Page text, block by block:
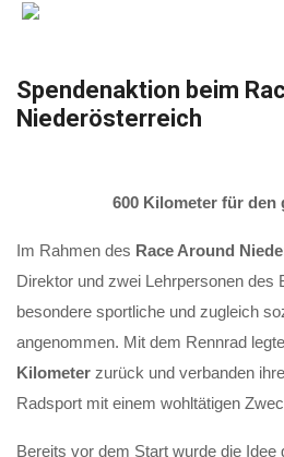
content
Spendenaktion beim
Niederösterreich
600 Kilometer für den
Im Rahmen des Race Around
Direktor und zwei Lehrpersonen des
besondere sportliche und zugleich
angenommen. Mit dem Rennrad
Kilometer zurück und verbanden
Radsport mit einem wohltätigen
Bereits vor dem Start wurde die Idee